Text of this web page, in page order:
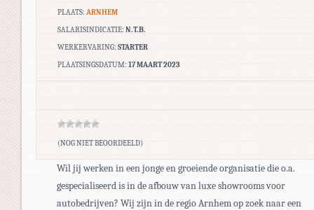
PLAATS: ARNHEM
SALARISINDICATIE: N.T.B.
WERKERVARING: STARTER
PLAATSINGSDATUM: 17 MAART 2023
(NOG NIET BEOORDEELD)
Wil jij werken in een jonge en groeiende organisatie die o.a.
gespecialiseerd is in de afbouw van luxe showrooms voor
autobedrijven? Wij zijn in de regio Arnhem op zoek naar een